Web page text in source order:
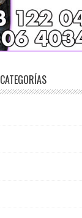
CATEGORÍAS